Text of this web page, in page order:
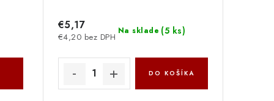
Na sklade (5 ks)
€4,20 bez DPH
€5,17
DO KOŠÍKA